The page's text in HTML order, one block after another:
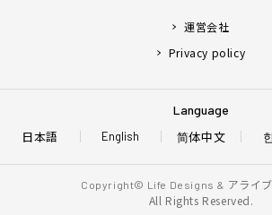
運営会社
Privacy policy
Language
日本語 English 简体中文
Copyright© Life Designs & アライ
All Rights Reserved.